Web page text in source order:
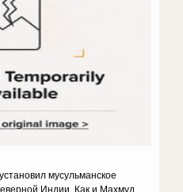
мусульманское
Индии. Как и Махмуд